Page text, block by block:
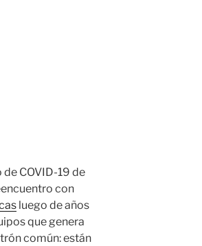
COVID-19 de
con
luego de años
que genera
común: están